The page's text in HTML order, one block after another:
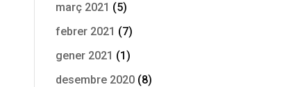
març 2021 (5)
febrer 2021 (7)
gener 2021 (1)
desembre 2020 (8)